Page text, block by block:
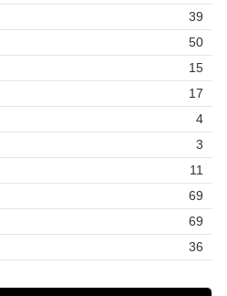
39
50
15
17
4
3
11
69
69
36